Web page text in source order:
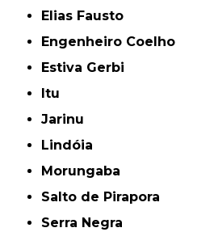
Elias Fausto
Engenheiro Coelho
Estiva Gerbi
Itu
Jarinu
Lindóia
Morungaba
Salto de Pirapora
Serra Negra